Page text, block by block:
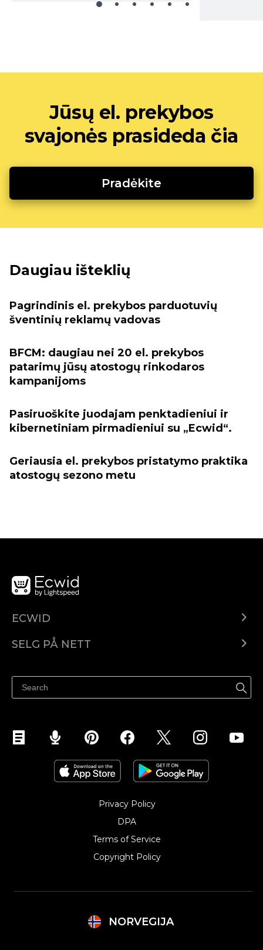
Jūsų el. prekybos
svajonės prasideda čia
Pradėkite
Daugiau išteklių
Pagrindinis el. prekybos parduotuvių
šventinių reklamų vadovas
BFCM: daugiau nei 20 el. prekybos
patarimų jūsų atostogų rinkodaros
kampanijoms
Pasiruoškite juodajam penktadieniui ir
kibernetiniam pirmadieniui su „Ecwid“.
Geriausia el. prekybos pristatymo praktika
atostogų sezono metu
ECWID
Pris
SELG PÅ NETT
Selg på Facebook
Selg på Instagram
Privacy Policy
DPA
Terms of Service
Copyright Policy‎
NORVEGIJA